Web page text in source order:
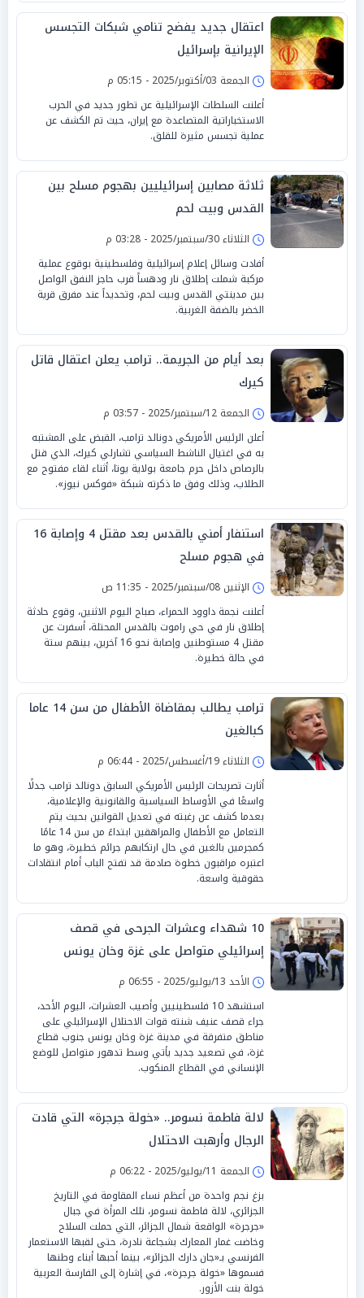
اعتقال جديد يفضح تنامي شبكات التجسس
الإيرانية بإسرائيل
الجمعة 03/أكتوبر/2025 - 05:15 م
أعلنت السلطات الإسرائيلية عن تطور جديد في الحرب
الاستخباراتية المتصاعدة مع إيران، حيث تم الكشف عن
عملية تجسس مثيرة للقلق.
ثلاثة مصابين إسرائيليين بهجوم مسلح بين
القدس وبيت لحم
الثلاثاء 30/سبتمبر/2025 - 03:28 م
أفادت وسائل إعلام إسرائيلية وفلسطينية بوقوع عملية
مركبة شملت إطلاق نار ودهساً قرب حاجز النفق الواصل
بين مدينتي القدس وبيت لحم، وتحديداً عند مفرق قرية
الخضر بالضفة الغربية.
بعد أيام من الجريمة.. ترامب يعلن اعتقال قاتل
كيرك
الجمعة 12/سبتمبر/2025 - 03:57 م
أعلن الرئيس الأمريكي دونالد ترامب، القبض على المشتبه
به في اغتيال الناشط السياسي تشارلي كيرك، الذي قتل
بالرصاص داخل حرم جامعة بولاية يوتا، أثناء لقاء مفتوح مع
الطلاب، وذلك وفق ما ذكرته شبكة «فوكس نيوز».
استنفار أمني بالقدس بعد مقتل 4 وإصابة 16
في هجوم مسلح
الإثنين 08/سبتمبر/2025 - 11:35 ص
أعلنت نجمة داوود الحمراء، صباح اليوم الاثنين، وقوع حادثة
إطلاق نار في حي راموت بالقدس المحتلة، أسفرت عن
مقتل 4 مستوطنين وإصابة نحو 16 آخرين، بينهم ستة
في حالة خطيرة.
ترامب يطالب بمقاضاة الأطفال من سن 14 عاما
كبالغين
الثلاثاء 19/أغسطس/2025 - 06:44 م
أثارت تصريحات الرئيس الأمريكي السابق دونالد ترامب جدلًا
واسعًا في الأوساط السياسية والقانونية والإعلامية،
بعدما كشف عن رغبته في تعديل القوانين بحيث يتم
التعامل مع الأطفال والمراهقين ابتداءً من سن 14 عامًا
كمجرمين بالغين في حال ارتكابهم جرائم خطيرة، وهو ما
اعتبره مراقبون خطوة صادمة قد تفتح الباب أمام انتقادات
حقوقية واسعة.
10 شهداء وعشرات الجرحى في قصف
إسرائيلي متواصل على غزة وخان يونس
الأحد 13/يوليو/2025 - 06:55 م
استشهد 10 فلسطينيين وأصيب العشرات، اليوم الأحد،
جراء قصف عنيف شنته قوات الاحتلال الإسرائيلي على
مناطق متفرقة في مدينة غزة وخان يونس جنوب قطاع
غزة، في تصعيد جديد يأتي وسط تدهور متواصل للوضع
الإنساني في القطاع المنكوب.
لالة فاطمة نسومر.. «خولة جرجرة» التي قادت
الرجال وأرهبت الاحتلال
الجمعة 11/يوليو/2025 - 06:22 م
بزغ نجم واحدة من أعظم نساء المقاومة في التاريخ
الجزائري، لالة فاطمة نسومر، تلك المرأة في جبال
«جرجرة» الواقعة شمال الجزائر، التي حملت السلاح
وخاضت غمار المعارك بشجاعة نادرة، حتى لقبها الاستعمار
الفرنسي بـ«جان دارك الجزائر»، بينما أحبها أبناء وطنها
فسموها «خولة جرجرة»، في إشارة إلى الفارسة العربية
خولة بنت الأزور.